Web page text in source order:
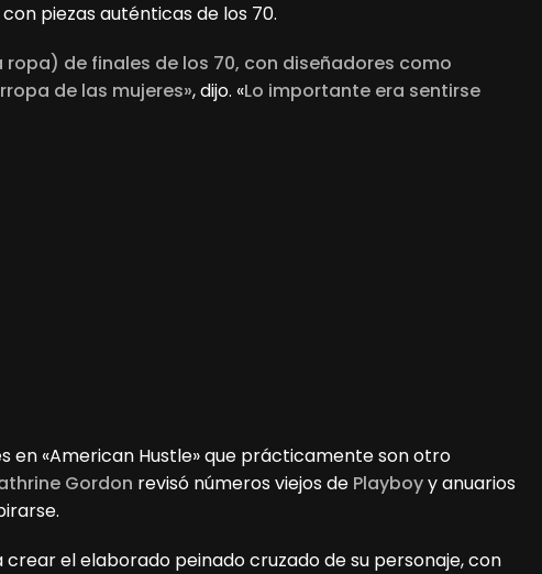
piezas auténticas de los 70.
ropa) de finales de los 70, con diseñadores como
de las mujeres», dijo. «Lo importante era sentirse
en «American Hustle» que prácticamente son otro
Gordon revisó números viejos de Playboyy anuarios
el elaborado peinado cruzado de su personaje, con